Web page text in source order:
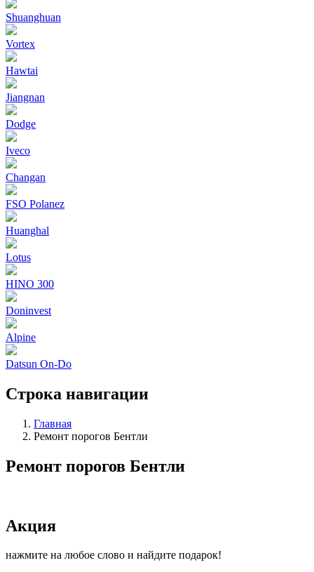
Shuanghuan
Vortex
Hawtai
Jiangnan
Dodge
Iveco
Changan
FSO Polanez
Huanghal
Lotus
HINO 300
Doninvest
Alpine
Datsun On-Do
Строка навигации
Главная
Ремонт порогов Бентли
Ремонт порогов Бентли
Акция
нажмите на любое слово и найдите подарок!